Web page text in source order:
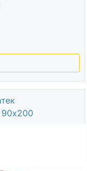
90х200